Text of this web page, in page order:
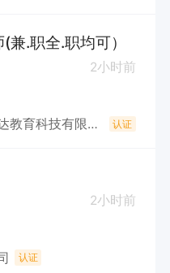
.职全.职均可）
2小时前
思达培优教育（永城市馨思达教育科技有限公司） 认证
2小时前
认证